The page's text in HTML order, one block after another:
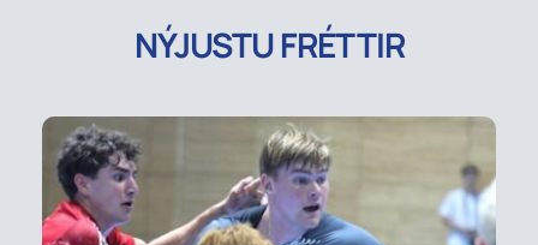
NÝJUSTU FRÉTTIR